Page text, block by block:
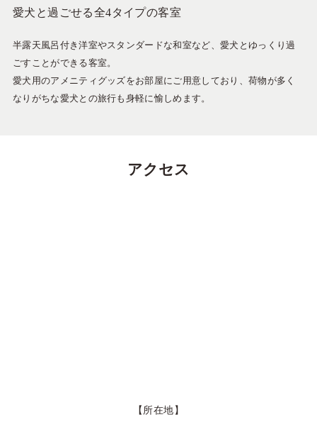
愛犬と過ごせる全4タイプの客室
半露天風呂付き洋室やスタンダードな和室など、愛犬とゆっくり過
ごすことができる客室。
愛犬用のアメニティグッズをお部屋にご用意しており、荷物が多く
なりがちな愛犬との旅行も身軽に愉しめます。
アクセス
【所在地】